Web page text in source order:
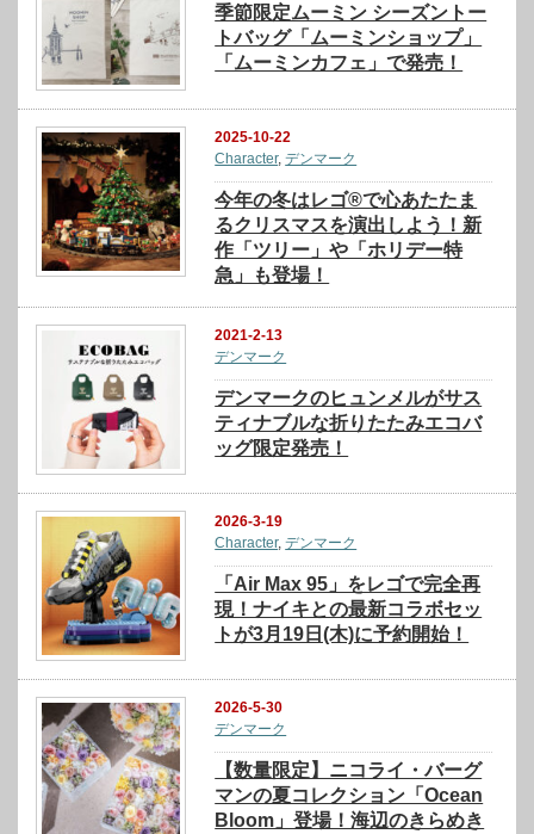
季節限定ムーミン シーズントー
トバッグ「ムーミンショップ」
「ムーミンカフェ」で発売！
2025-10-22
Character,デンマーク
今年の冬はレゴ®で心あたたま
るクリスマスを演出しよう！新
作「ツリー」や「ホリデー特
急」も登場！
2021-2-13
デンマーク
デンマークのヒュンメルがサス
ティナブルな折りたたみエコバ
ッグ限定発売！
2026-3-19
Character,デンマーク
「Air Max 95」をレゴで完全再
現！ナイキとの最新コラボセッ
トが3月19日(木)に予約開始！
2026-5-30
デンマーク
【数量限定】ニコライ・バーグ
マンの夏コレクション「Ocean
Bloom」登場！海辺のきらめき